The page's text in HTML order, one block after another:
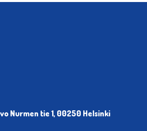
Nurmen tie 1, 00250 Helsinki